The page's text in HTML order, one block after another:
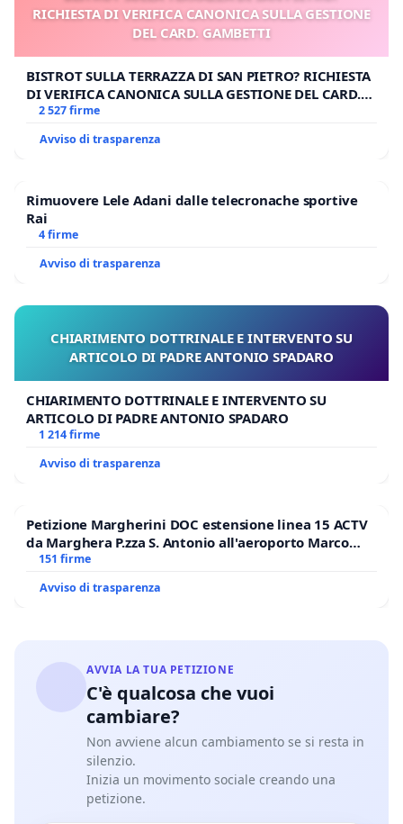
RICHIESTA DI VERIFICA CANONICA SULLA GESTIONE
DEL CARD. GAMBETTI
BISTROT SULLA TERRAZZA DI SAN PIETRO? RICHIESTA
DI VERIFICA CANONICA SULLA GESTIONE DEL CARD.
GAMBETTI
2 527 firme
Avviso di trasparenza
Rimuovere Lele Adani dalle telecronache sportive
Rai
4 firme
Avviso di trasparenza
CHIARIMENTO DOTTRINALE E INTERVENTO SU
ARTICOLO DI PADRE ANTONIO SPADARO
CHIARIMENTO DOTTRINALE E INTERVENTO SU
ARTICOLO DI PADRE ANTONIO SPADARO
1 214 firme
Avviso di trasparenza
Petizione Margherini DOC estensione linea 15 ACTV
da Marghera P.zza S. Antonio all'aeroporto Marco
Polo tariffa a € 1,50
151 firme
Avviso di trasparenza
AVVIA LA TUA PETIZIONE
C'è qualcosa che vuoi
cambiare?
Non avviene alcun cambiamento se si resta in
silenzio.
Inizia un movimento sociale creando una
petizione.